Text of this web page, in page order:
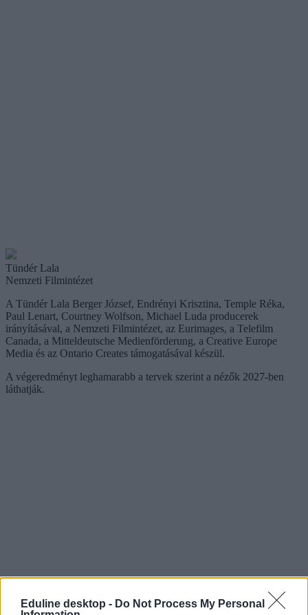
Eduline desktop - Do Not Process My Personal
Tündér Lala
Nemzeti Filmintézet
A Tündér Lala Berger József, Endrényi Krisztina, Temple Réka,
Paul Lenart, Courtney Wolfson, Michael Luda producerek
irányításával, a Nemzeti Filmintézet, az Eurimages, a Telefilm
Canada, a Mitteldeutsche Medienförderung, a Creative Europe
Media és az Ontario Creates támogatásával készül.
A végeredményt leghamarabb a tervek szerint a nézők 2027-ben
láthatják.